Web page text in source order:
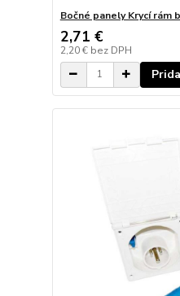
Bočné panely Krycí rám
2,71 €
2,20 € bez DPH